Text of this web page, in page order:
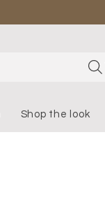
Shop the look